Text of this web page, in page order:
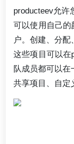
producteev允许
可以使用自己的
户。创建、分配
这些项目可以在
队成员都可以
共享项目、自定